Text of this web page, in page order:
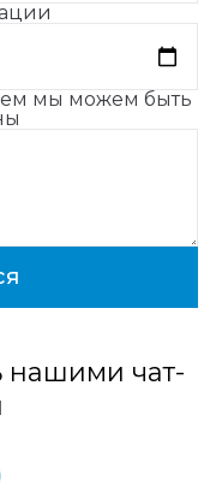
мы можем быть
нашими чат-